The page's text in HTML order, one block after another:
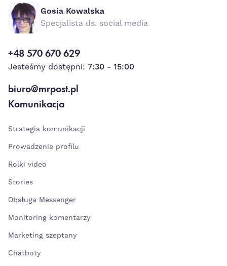
Gosia Kowalska
Specjalista ds. social media
+48 570 670 629
Jesteśmy dostępni: 7:30 - 15:00
biuro@mrpost.pl
Komunikacja
Strategia komunikacji
Prowadzenie profilu
Rolki video
Stories
Obsługa Messenger
Monitoring komentarzy
Marketing szeptany
Chatboty